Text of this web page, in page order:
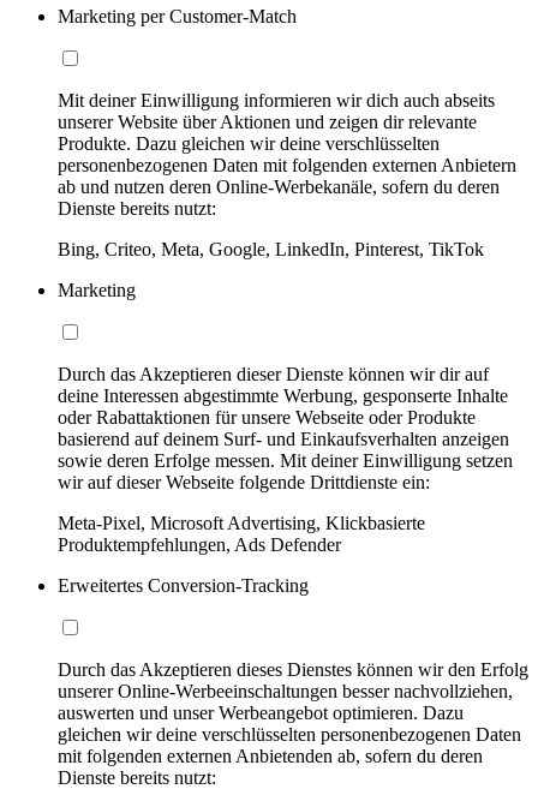
Marketing per Customer-Match
Mit deiner Einwilligung informieren wir dich auch abseits
unserer Website über Aktionen und zeigen dir relevante
Produkte. Dazu gleichen wir deine verschlüsselten
personenbezogenen Daten mit folgenden externen Anbietern
ab und nutzen deren Online-Werbekanäle, sofern du deren
Dienste bereits nutzt:
Bing, Criteo, Meta, Google, LinkedIn, Pinterest, TikTok
Marketing
Durch das Akzeptieren dieser Dienste können wir dir auf
deine Interessen abgestimmte Werbung, gesponserte Inhalte
oder Rabattaktionen für unsere Webseite oder Produkte
basierend auf deinem Surf- und Einkaufsverhalten anzeigen
sowie deren Erfolge messen. Mit deiner Einwilligung setzen
wir auf dieser Webseite folgende Drittdienste ein:
Meta-Pixel, Microsoft Advertising, Klickbasierte
Produktempfehlungen, Ads Defender
Erweitertes Conversion-Tracking
Durch das Akzeptieren dieses Dienstes können wir den Erfolg
unserer Online-Werbeeinschaltungen besser nachvollziehen,
auswerten und unser Werbeangebot optimieren. Dazu
gleichen wir deine verschlüsselten personenbezogenen Daten
mit folgenden externen Anbietenden ab, sofern du deren
Dienste bereits nutzt: